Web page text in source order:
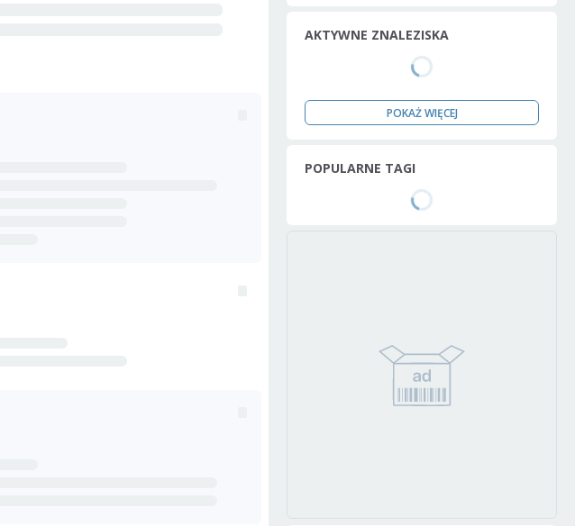
AKTYWNE ZNALEZISKA
POKAŻ WIĘCEJ
POPULARNE TAGI